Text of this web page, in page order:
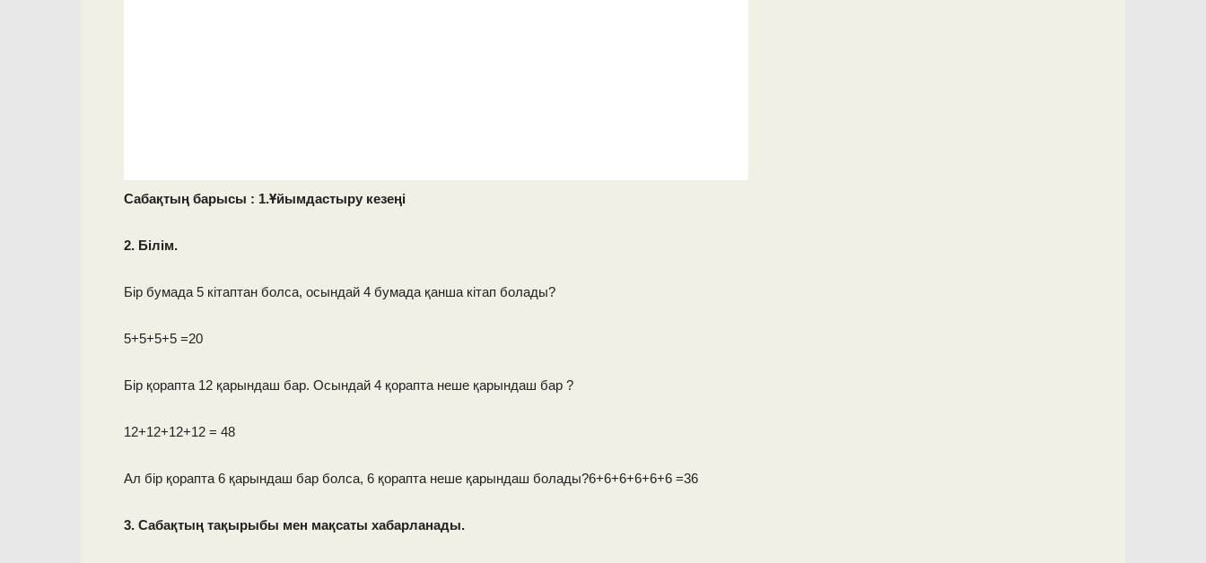
Сабақтың барысы : 1.Ұйымдастыру кезеңі
2. Білім.
Бір бумада 5 кітаптан болса, осындай 4 бумада қанша кітап болады?
5+5+5+5 =20
Бір қорапта 12 қарындаш бар. Осындай 4 қорапта неше қарындаш бар ?
12+12+12+12 = 48
Ал бір қорапта 6 қарындаш бар болса, 6 қорапта неше қарындаш болады?6+6+6+6+6+6 =36
3. Сабақтың тақырыбы мен мақсаты хабарланады.